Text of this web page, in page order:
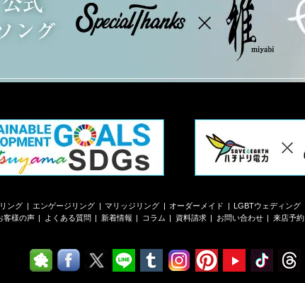
ング エンゲージリング マリッジリング オーダーメイド LGBTウェディング
客様の声 よくある質問 新着情報 コラム 資料請求 お問い合わせ 来店予約